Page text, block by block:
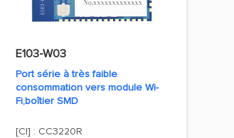
E103-W03
Port série à très faible
consommation vers module Wi-
Fi,boîtier SMD
[CI] : CC3220R